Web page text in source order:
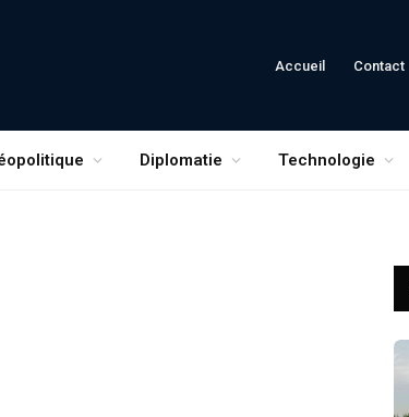
Accueil Contact
Diplomatie Technologie